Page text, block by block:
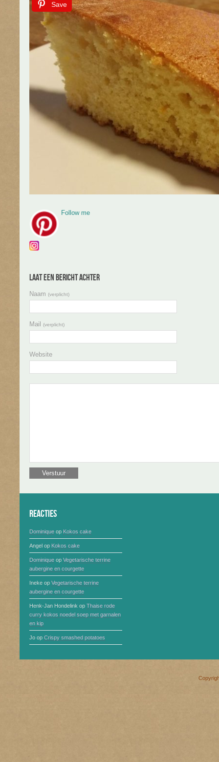
Save
Follow me
Laat een bericht achter
Naam (verplicht)
Mail (verplicht)
Website
Reacties
Dominique op Kokos cake
Angel op Kokos cake
Dominique op Vegetarische terrine
aubergine en courgette
Ineke op Vegetarische terrine
aubergine en courgette
Henk-Jan Hondelink op Thaise rode
curry kokos noedel soep met garnalen
en kip
Jo op Crispy smashed potatoes